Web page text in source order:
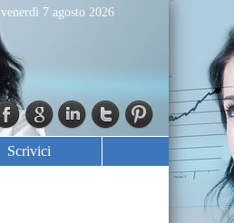
venerdì 7 agosto 2026
Scrivici